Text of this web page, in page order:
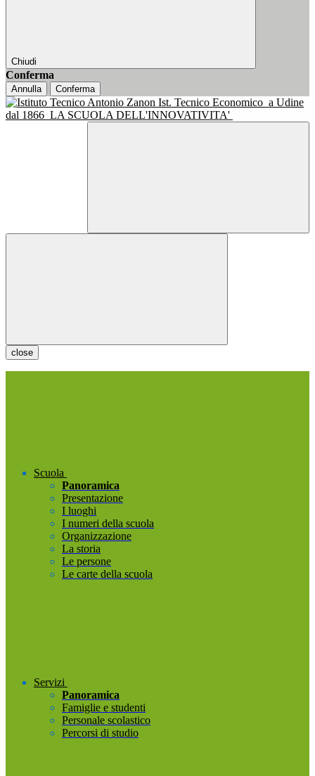
Chiudi
Conferma
Annulla Conferma
Ist. Tecnico Economico a Udine
dal 1866 LA SCUOLA DELL'INNOVATIVITA'
close
Scuola
Panoramica
Presentazione
I luoghi
I numeri della scuola
Organizzazione
La storia
Le persone
Le carte della scuola
Servizi
Panoramica
Famiglie e studenti
Personale scolastico
Percorsi di studio